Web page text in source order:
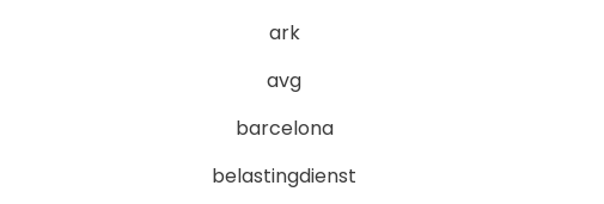
ark
avg
barcelona
belastingdienst